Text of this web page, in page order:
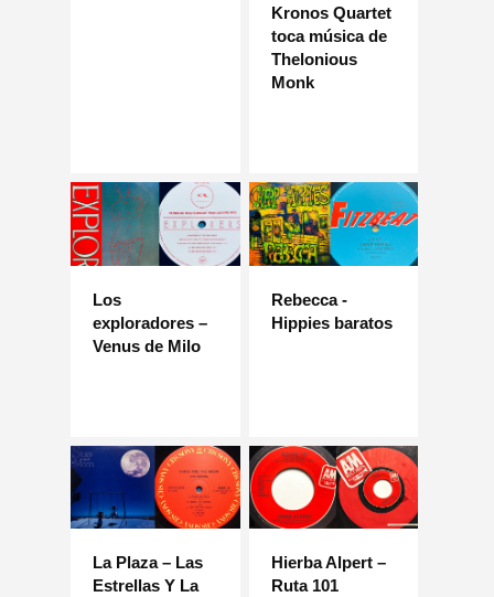
Kronos Quartet
toca música de
Thelonious
Monk
Los
exploradores –
Venus de Milo
Rebecca -
Hippies baratos
La Plaza – Las
Estrellas Y La
Hierba Alpert –
Ruta 101